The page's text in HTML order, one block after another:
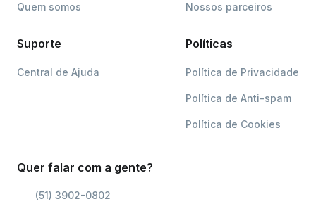
Quem somos Nossos parceiros
Suporte
Central de Ajuda
Políticas
Política de Privacidade
Política de Anti-spam
Política de Cookies
Quer falar com a gente?
(51) 3902-0802